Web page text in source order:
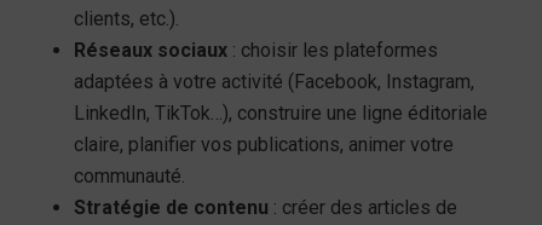
clients, etc.).
Réseaux sociaux: choisir les plateformes
adaptées à votre activité (Facebook, Instagram,
LinkedIn, TikTok…), construire une ligne éditoriale
claire, planifier vos publications, animer votre
communauté.
Stratégie de contenu : créer des articles de